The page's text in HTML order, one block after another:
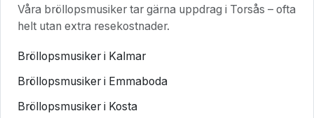
Våra bröllopsmusiker tar gärna uppdrag i Torsås – ofta
helt utan extra resekostnader.
Bröllopsmusiker i Kalmar
Bröllopsmusiker i Emmaboda
Bröllopsmusiker i Kosta